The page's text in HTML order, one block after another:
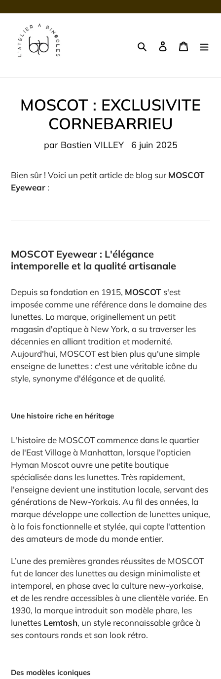
contenu
RechercherSe connecter
Panier
MOSCOT : EXCLUSIVITE
CORNEBARRIEU
par Bastien VILLEY 6 juin 2025
Bien sûr ! Voici un petit article de blog sur MOSCOT
Eyewear :
MOSCOT Eyewear : L'élégance
intemporelle et la qualité artisanale
Depuis sa fondation en 1915, MOSCOT s'est
imposée comme une référence dans le domaine des
lunettes. La marque, originellement un petit
magasin d'optique à New York, a su traverser les
décennies en alliant tradition et modernité.
Aujourd'hui, MOSCOT est bien plus qu'une simple
enseigne de lunettes : c'est une véritable icône du
style, synonyme d'élégance et de qualité.
Une histoire riche en héritage
L'histoire de MOSCOT commence dans le quartier
de l'East Village à Manhattan, lorsque l'opticien
Hyman Moscot ouvre une petite boutique
spécialisée dans les lunettes. Très rapidement,
l'enseigne devient une institution locale, servant des
générations de New-Yorkais. Au fil des années, la
marque développe une collection de lunettes unique,
à la fois fonctionnelle et stylée, qui capte l'attention
des amateurs de mode du monde entier.
L’une des premières grandes réussites de MOSCOT
fut de lancer des lunettes au design minimaliste et
intemporel, en phase avec la culture new-yorkaise,
et de les rendre accessibles à une clientèle variée. En
1930, la marque introduit son modèle phare, les
lunettes Lemtosh, un style reconnaissable grâce à
ses contours ronds et son look rétro.
Des modèles iconiques